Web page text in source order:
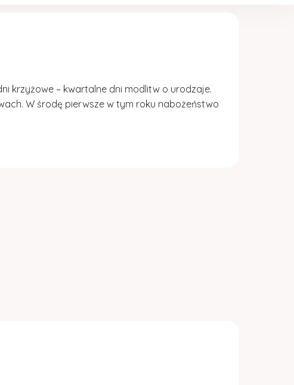
krzyżowe – kwartalne dni modlitw o urodzaje.
W środę pierwsze w tym roku nabożeństwo